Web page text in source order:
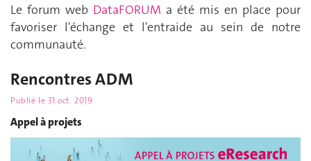
Le forum web DataFORUM a été mis en place pour
favoriser l'échange et l'entraide au sein de notre
communauté.
Rencontres ADM
Publié le 31 oct. 2019
Appel à projets